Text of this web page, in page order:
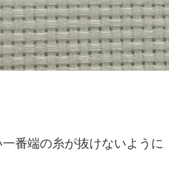
番端の糸が抜けないよう